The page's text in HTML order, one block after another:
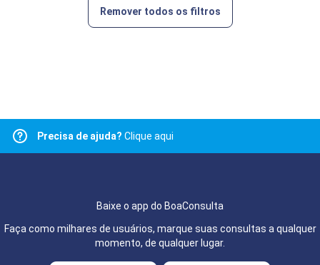
Remover todos os filtros
Precisa de ajuda? Clique aqui
Baixe o app do BoaConsulta
Faça como milhares de usuários, marque suas consultas a qualquer
momento, de qualquer lugar.